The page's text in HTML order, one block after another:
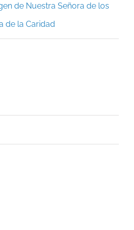
de Nuestra Señora de los
de la Caridad